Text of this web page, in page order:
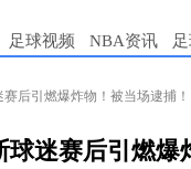
足球视频 NBA资讯
后引燃爆炸物！被当场逮捕！
迷赛后引燃爆